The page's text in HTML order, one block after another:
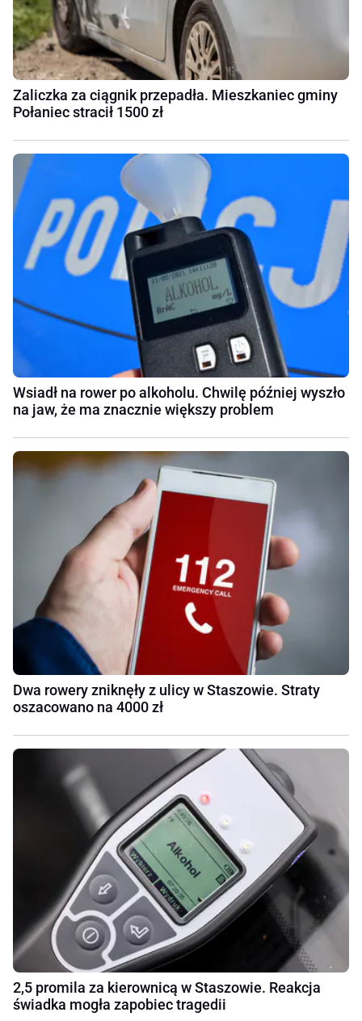
Zaliczka za ciągnik przepadła. Mieszkaniec gminy
Połaniec stracił 1500 zł
Wsiadł na rower po alkoholu. Chwilę później wyszło
na jaw, że ma znacznie większy problem
Dwa rowery zniknęły z ulicy w Staszowie. Straty
oszacowano na 4000 zł
2,5 promila za kierownicą w Staszowie. Reakcja
świadka mogła zapobiec tragedii